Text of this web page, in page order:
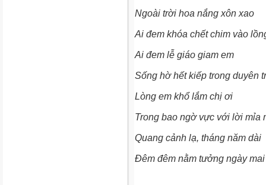
Ngoài trời hoa nắng xôn xao
Ai đem khóa chết chim vào
Ai đem lễ giáo giam em
Sống hờ hết kiếp trong duyên
Lòng em khổ lắm chị ơi
Trong bao ngờ vực với lời mỉa
Quang cảnh lạ, tháng năm dài
Đêm đêm nằm tưởng ngày